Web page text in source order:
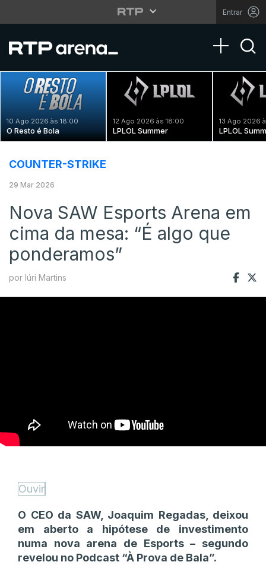
Entrar
Toggle
10 Ago 2026 às 18:00
O Resto é Bola
12 Ago 2026 às 18:00
LPLOL Summer
13 Ago 2026
LPLOL
COUNTER-STRIKE
29 Mar 2026
Nova SAW Esports Arena em
cima da mesa: “É algo que
ponderamos”
por Iúri Martins
Ouvir
O CEO da SAW, Joaquim Regadas, deixou
em aberto a hipótese de investimento
numa nova arena de Esports – segundo
revelou no Podcast “À Prova de Bala”.